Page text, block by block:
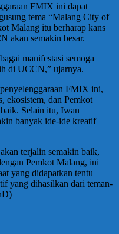
FMIX ini dapat
tema “Malang City of
Malang itu berharap kans
akan semakin besar.
manifestasi semoga
di UCCN,” ujarnya.
FMIX ini,
ekosistem, dan Pemkot
Selain itu, Iwan
banyak ide-ide kreatif
terjalin semakin baik,
Pemkot Malang, ini
yang didapatkan tentu
yang dihasilkan dari teman-